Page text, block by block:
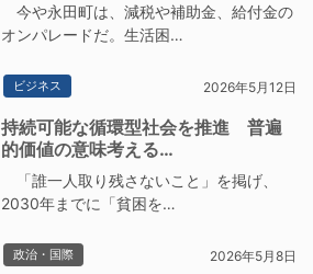
今や永田町は、減税や補助金、給付金の
オンパレードだ。生活困…
ビジネス 2026年5月12日
持続可能な循環型社会を推進 普遍
的価値の意味考える…
「誰一人取り残さないこと」を掲げ、
2030年までに「貧困を…
政治・国際 2026年5月8日